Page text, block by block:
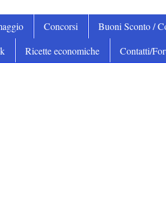
Concorsi Buoni Sconto /
Ricette economiche Contatti/